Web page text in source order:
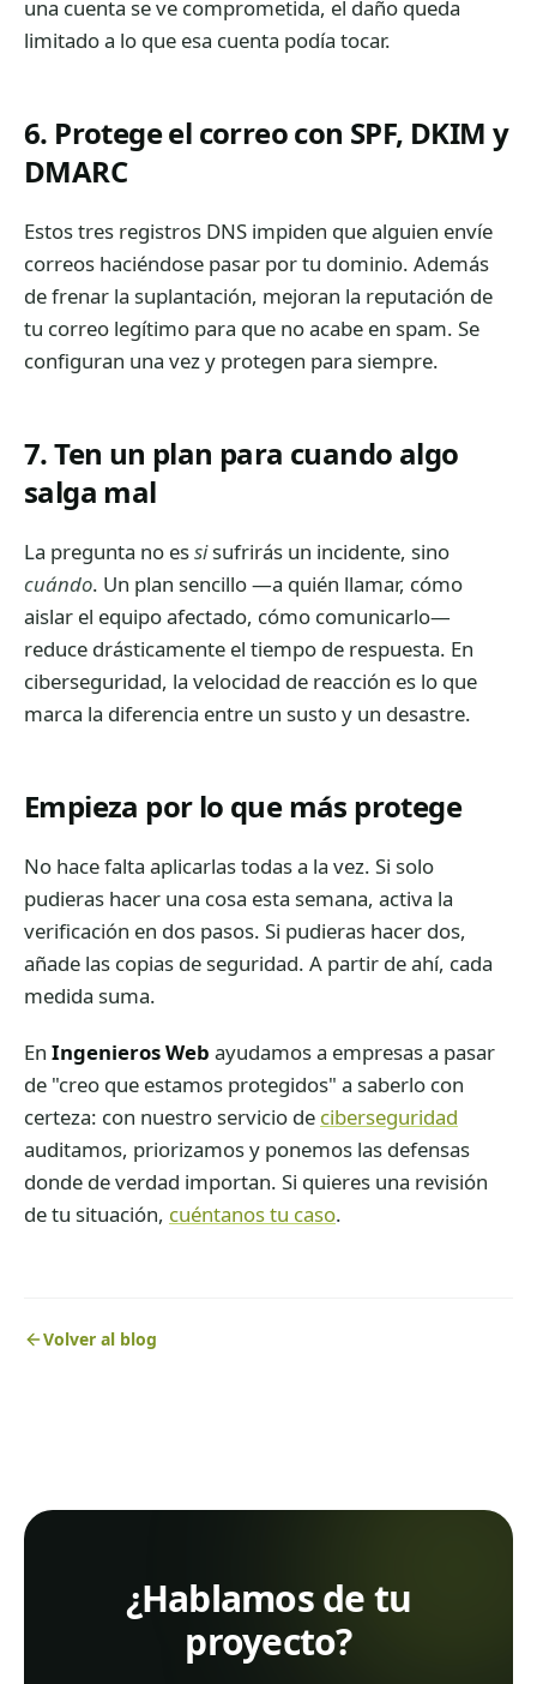
una cuenta se ve comprometida, el daño queda
limitado a lo que esa cuenta podía tocar.
6. Protege el correo con SPF, DKIM y
DMARC
Estos tres registros DNS impiden que alguien envíe
correos haciéndose pasar por tu dominio. Además
de frenar la suplantación, mejoran la reputación de
tu correo legítimo para que no acabe en spam. Se
configuran una vez y protegen para siempre.
7. Ten un plan para cuando algo
salga mal
La pregunta no essisufrirás un incidente, sino
cuándo. Un plan sencillo —a quién llamar, cómo
aislar el equipo afectado, cómo comunicarlo—
reduce drásticamente el tiempo de respuesta. En
ciberseguridad, la velocidad de reacción es lo que
marca la diferencia entre un susto y un desastre.
Empieza por lo que más protege
No hace falta aplicarlas todas a la vez. Si solo
pudieras hacer una cosa esta semana, activa la
verificación en dos pasos. Si pudieras hacer dos,
añade las copias de seguridad. A partir de ahí, cada
medida suma.
En Ingenieros Web ayudamos a empresas a pasar
de "creo que estamos protegidos" a saberlo con
certeza: con nuestro servicio de ciberseguridad
auditamos, priorizamos y ponemos las defensas
donde de verdad importan. Si quieres una revisión
de tu situación, cuéntanos tu caso.
Volver al blog
¿Hablamos de tu
proyecto?